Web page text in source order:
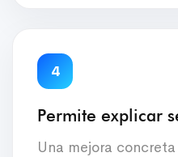
4
Permite explicar
Una mejora